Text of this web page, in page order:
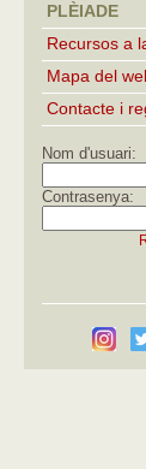
PLÈIADE
Recursos a
Mapa del
Contacte i
Nom d'usuari:
Contrasenya: